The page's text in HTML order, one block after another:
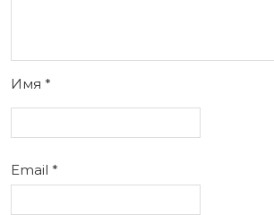
Имя *
Email *